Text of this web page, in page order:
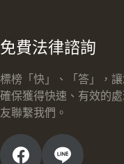
免費法律諮詢
標榜「快」、「答」，
確保獲得快速、有效的
友聯繫我們。